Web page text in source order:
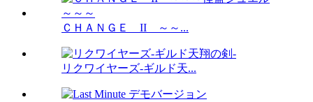
ＣＨＡＮＧＥ II ～～...
リクワイヤーズ-ギルド天...